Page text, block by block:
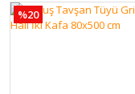
%20